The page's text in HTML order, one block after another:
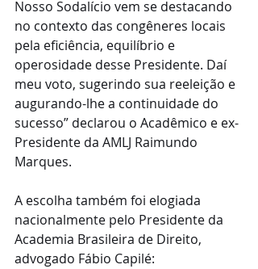
Nosso Sodalício vem se destacando
no contexto das congêneres locais
pela eficiência, equilíbrio e
operosidade desse Presidente. Daí
meu voto, sugerindo sua reeleição e
augurando-lhe a continuidade do
sucesso” declarou o Acadêmico e ex-
Presidente da AMLJ Raimundo
Marques.
A escolha também foi elogiada
nacionalmente pelo Presidente da
Academia Brasileira de Direito,
advogado Fábio Capilé: